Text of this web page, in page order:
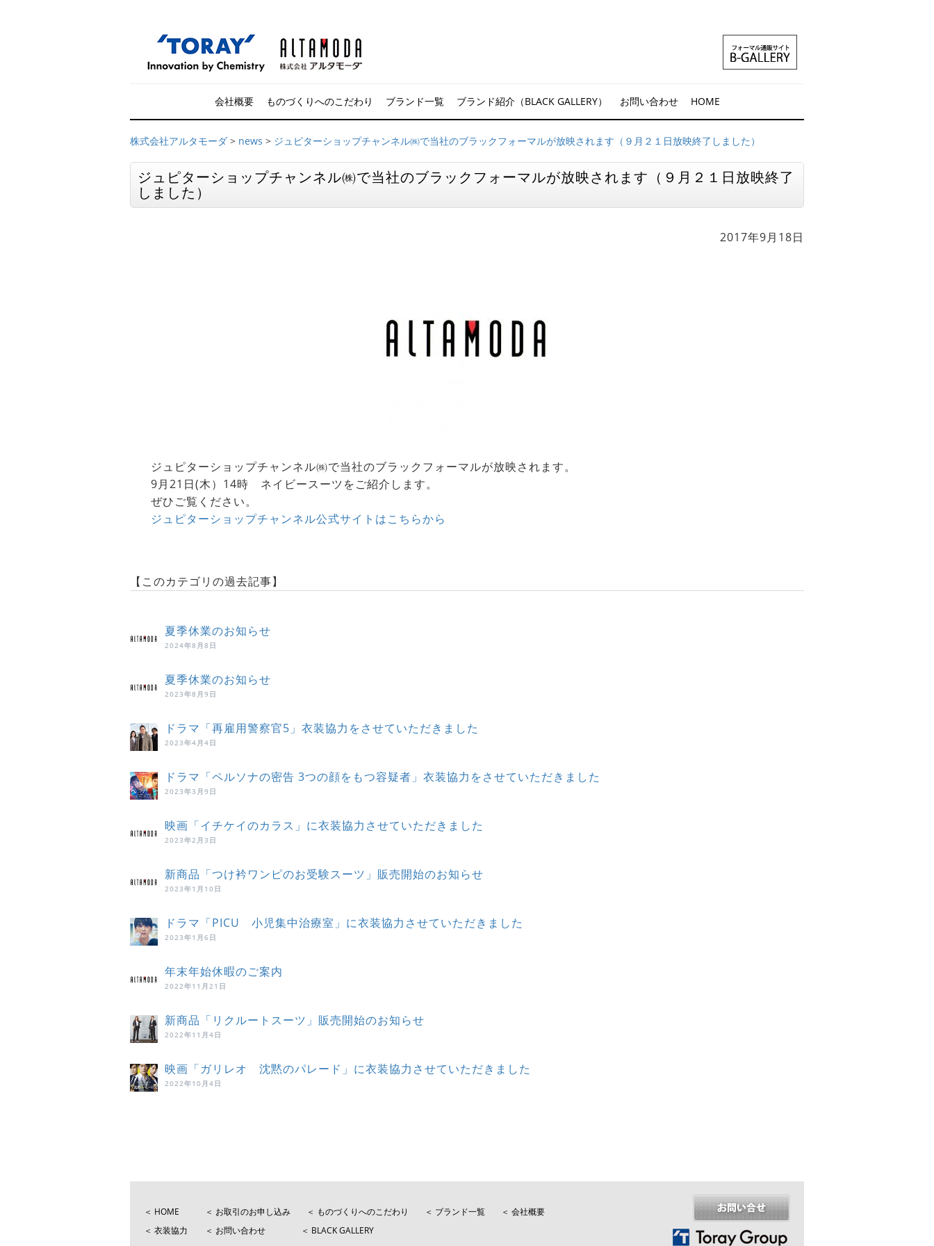
会社概要 ものづくりへのこだわり ブランド一覧 ブランド紹介（BLACK GALLERY） お問い合わせ HOME
株式会社アルタモーダ > news > ジュピターショップチャンネル㈱で当社のブラックフォーマルが放映されます（９月２１日放映終了しました）
ジュピターショップチャンネル㈱で当社のブラックフォーマルが放映されます（９月２１日放映終了
しました）
2017年9月18日
ジュピターショップチャンネル㈱で当社のブラックフォーマルが放映されます。
9月21日(木）14時 ネイビースーツをご紹介します。
ぜひご覧ください。
ジュピターショップチャンネル公式サイトはこちらから
【このカテゴリの過去記事】
夏季休業のお知らせ
2024年8月8日
夏季休業のお知らせ
2023年8月9日
ドラマ「再雇用警察官5」衣装協力をさせていただきました
2023年4月4日
ドラマ「ペルソナの密告 3つの顔をもつ容疑者」衣装協力をさせていただきました
2023年3月9日
映画「イチケイのカラス」に衣装協力させていただきました
2023年2月3日
新商品「つけ衿ワンピのお受験スーツ」販売開始のお知らせ
2023年1月10日
ドラマ「PICU 小児集中治療室」に衣装協力させていただきました
2023年1月6日
年末年始休暇のご案内
2022年11月21日
新商品「リクルートスーツ」販売開始のお知らせ
2022年11月4日
映画「ガリレオ 沈黙のパレード」に衣装協力させていただきました
2022年10月4日
＜ HOME ＜ お取引のお申し込み ＜ ものづくりへのこだわり ＜ ブランド一覧
＜ 会社概要
＜ 衣装協力
＜ お問い合わせ ＜ BLACK GALLERY